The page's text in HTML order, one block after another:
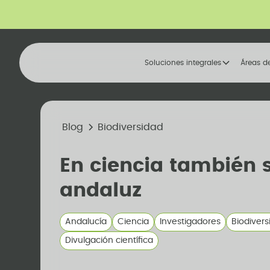
Soluciones integrales Áreas
Blog Biodiversidad
En ciencia también
andaluz
Andalucía Ciencia Investigadores
Divulgación científica